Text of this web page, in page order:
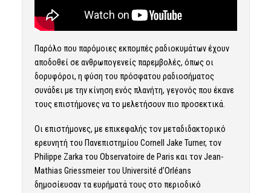
Παρόλο που παρόμοιες εκπομπές ραδιοκυμάτων έχουν
αποδοθεί σε ανθρωπογενείς παρεμβολές, όπως οι
δορυφόροι, η φύση του πρόσφατου ραδιοσήματος
συνάδει με την κίνηση ενός πλανήτη, γεγονός που έκανε
τους επιστήμονες να το μελετήσουν πιο προσεκτικά.
Οι επιστήμονες, με επικεφαλής τον μεταδιδακτορικό
ερευνητή του Πανεπιστημίου Cornell Jake Turner, τον
Philippe Zarka του Observatoire de Paris και τον Jean-
Mathias Griessmeier του Université d’Orléans
δημοσίευσαν τα ευρήματά τους στο περιοδικό